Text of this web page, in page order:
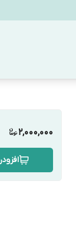
2,000,000